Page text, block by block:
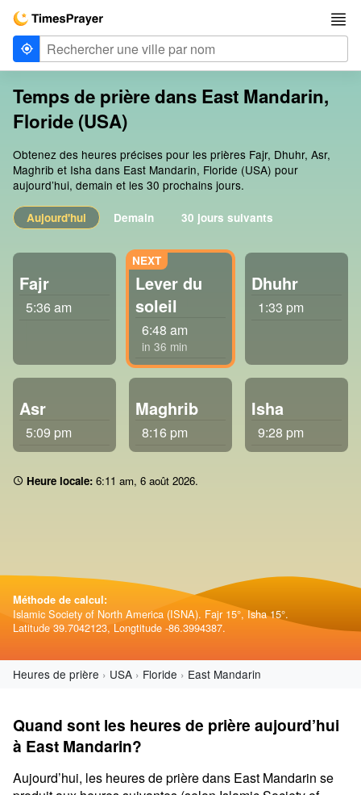
Temps de prière dans East Mandarin,
Floride (USA)
Obtenez des heures précises pour les prières Fajr, Dhuhr, Asr,
Maghrib et Isha dans East Mandarin, Floride (USA) pour
aujourd’hui, demain et les 30 prochains jours.
Aujourd'hui Demain 30 jours suivants
Fajr
5:36 am
Lever du
soleil
6:48 am
in 36 min
Dhuhr
1:33 pm
Asr
5:09 pm
Maghrib
8:16 pm
Isha
9:28 pm
Heure locale: 6:11 am, 6 août 2026.
Méthode de calcul:
Islamic Society of North America (ISNA). Fajr 15°, Isha 15°.
Latitude 39.7042123, Longtitude -86.3994387.
Heures de prière USA Floride East Mandarin
Quand sont les heures de prière aujourd’hui
à East Mandarin?
Aujourd’hui, les heures de prière dans East Mandarin se